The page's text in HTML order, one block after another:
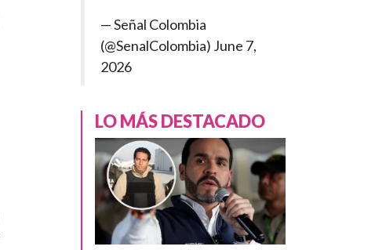
— Señal Colombia
(@SenalColombia) June 7,
2026
LO MÁS DESTACADO